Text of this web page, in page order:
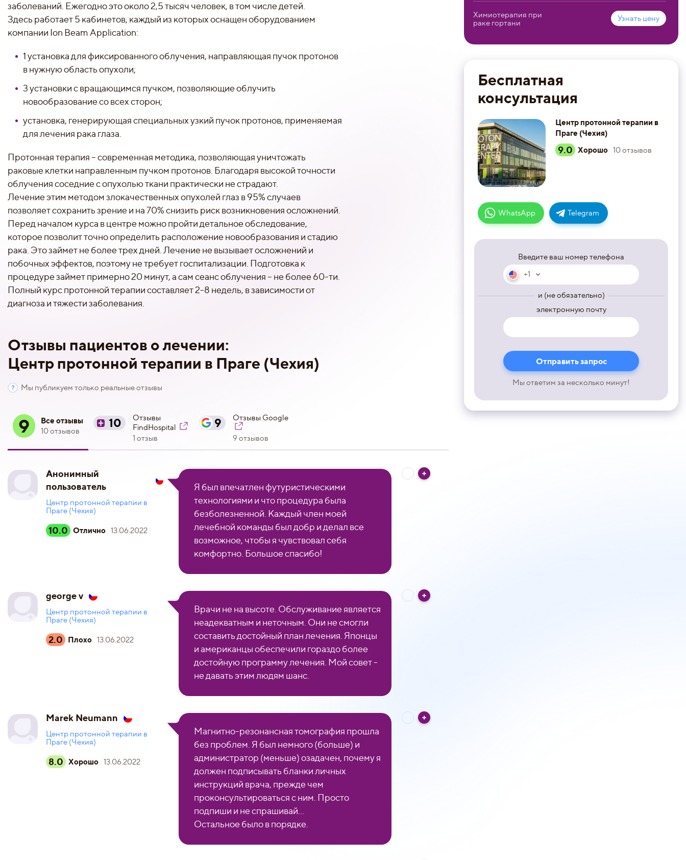
Химиотерапия при
раке гортани
Узнать цену
Бесплатная
консультация
Центр протонной терапии в
Праге (Чехия)
9.0 Хорошо 10отзывов
WhatsApp Telegram
Введите ваш номер телефона
+1
и (не обязательно)
электронную почту
Мы ответим за несколько минут!
заболеваний. Ежегодно это около 2,5 тысяч человек, в том числе детей.
Здесь работает 5 кабинетов, каждый из которых оснащен оборудованием
компании Ion Beam Application:
1 установка для фиксированного облучения, направляющая пучок протонов
в нужную область опухоли;
3 установки с вращающимся пучком, позволяющие облучить
новообразование со всех сторон;
установка, генерирующая специальных узкий пучок протонов, применяемая
для лечения рака глаза.
Протонная терапия – современная методика, позволяющая уничтожать
раковые клетки направленным пучком протонов. Благодаря высокой точности
облучения соседние с опухолью ткани практически не страдают.
Лечение этим методом злокачественных опухолей глаз в 95% случаев
позволяет сохранить зрение и на 70% снизить риск возникновения осложнений.
Перед началом курса в центре можно пройти детальное обследование,
которое позволит точно определить расположение новообразования и стадию
рака. Это займет не более трех дней. Лечение не вызывает осложнений и
побочных эффектов, поэтому не требует госпитализации. Подготовка к
процедуре займет примерно 20 минут, а сам сеанс облучения – не более 60-ти.
Полный курс протонной терапии составляет 2-8 недель, в зависимости от
диагноза и тяжести заболевания.
Отзывы пациентов о лечении:
Центр протонной терапии в Праге (Чехия)
Мы публикуем только реальные отзывы
9 Все отзывы
10 отзывов
10
Отзывы
FindHospital
1 отзыв
9 Отзывы Google
9 отзывов
Анонимный
пользователь
Центр протонной терапии в
Праге (Чехия)
10.0 Отлично 13.06.2022
Я был впечатлен футуристическими
технологиями и что процедура была
безболезненной. Каждый член моей
лечебной команды был добр и делал все
возможное, чтобы я чувствовал себя
комфортно. Большое спасибо!
george v
Центр протонной терапии в
Праге (Чехия)
2.0 Плохо 13.06.2022
Врачи не на высоте. Обслуживание является
неадекватным и неточным. Они не смогли
составить достойный план лечения. Японцы
и американцы обеспечили гораздо более
достойную программу лечения. Мой совет -
не давать этим людям шанс.
Marek Neumann
Центр протонной терапии в
Праге (Чехия)
8.0 Хорошо 13.06.2022
Магнитно-резонансная томография прошла
без проблем. Я был немного (больше) и
администратор (меньше) озадачен, почему я
должен подписывать бланки личных
инструкций врача, прежде чем
проконсультироваться с ним. Просто
подпиши и не спрашивай...
Остальное было в порядке.